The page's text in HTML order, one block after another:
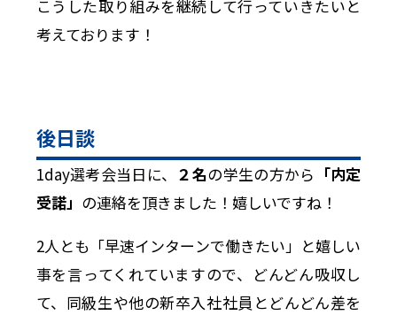
こうした取り組みを継続して行っていきたいと
考えております！
後日談
1day選考会当日に、 ２名の学生の方から 「内定
受諾」 の連絡を頂きました！嬉しいですね！
2人とも「早速インターンで働きたい」と嬉しい
事を言ってくれていますので、どんどん吸収し
て、同級生や他の新卒入社社員とどんどん差を